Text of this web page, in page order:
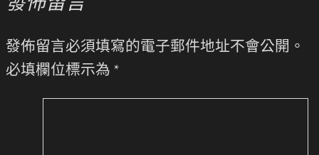
發佈留言
發佈留言必須填寫的電子郵件地址不會公開。
必填欄位標示為 *